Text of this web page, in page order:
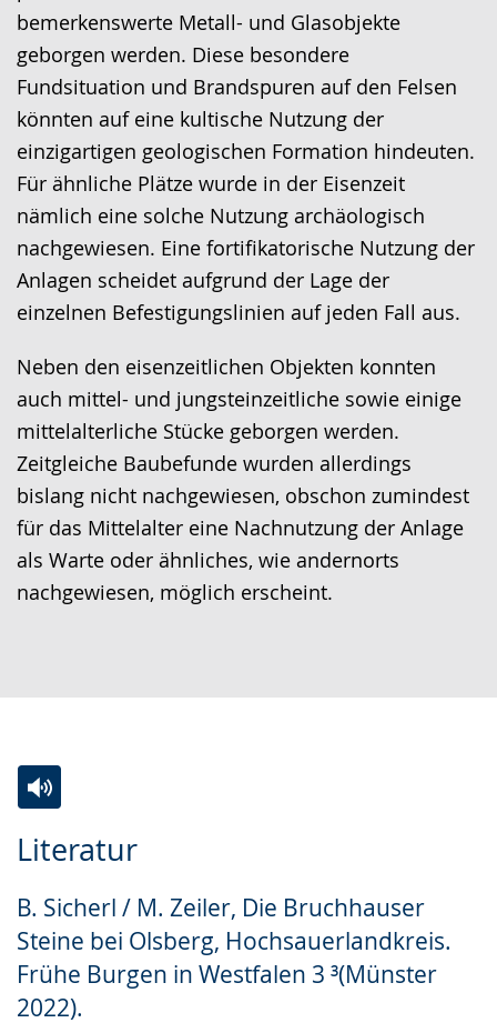
bemerkenswerte Metall- und Glasobjekte
geborgen werden. Diese besondere
Fundsituation und Brandspuren auf den Felsen
könnten auf eine kultische Nutzung der
einzigartigen geologischen Formation hindeuten.
Für ähnliche Plätze wurde in der Eisenzeit
nämlich eine solche Nutzung archäologisch
nachgewiesen. Eine fortifikatorische Nutzung der
Anlagen scheidet aufgrund der Lage der
einzelnen Befestigungslinien auf jeden Fall aus.
Neben den eisenzeitlichen Objekten konnten
auch mittel- und jungsteinzeitliche sowie einige
mittelalterliche Stücke geborgen werden.
Zeitgleiche Baubefunde wurden allerdings
bislang nicht nachgewiesen, obschon zumindest
für das Mittelalter eine Nachnutzung der Anlage
als Warte oder ähnliches, wie andernorts
nachgewiesen, möglich erscheint.
Literatur
B. Sicherl / M. Zeiler, Die Bruchhauser
Steine bei Olsberg, Hochsauerlandkreis.
Frühe Burgen in Westfalen 3 ³(Münster
2022).
Leichten
wechseln.
Audio-
Video
Deutscher
Gebärdensprache
wird
angezeigt.